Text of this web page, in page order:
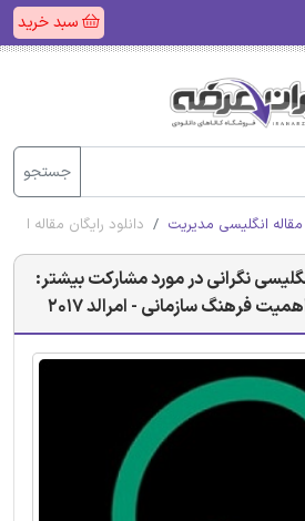
سبد خرید
جستجو
مقاله انگلیسی مدیریت دانلود رایگان مقاله
نگرانی در مورد مشارکت بیشتر:
فرهنگ سازمانی - امرالد 2017